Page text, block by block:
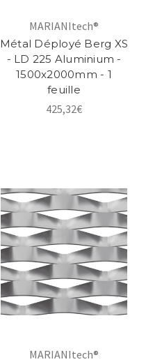
MARIANItech®
Métal Déployé Berg XS
- LD 225 Aluminium -
1500x2000mm - 1
feuille
425,32€
MARIANItech®